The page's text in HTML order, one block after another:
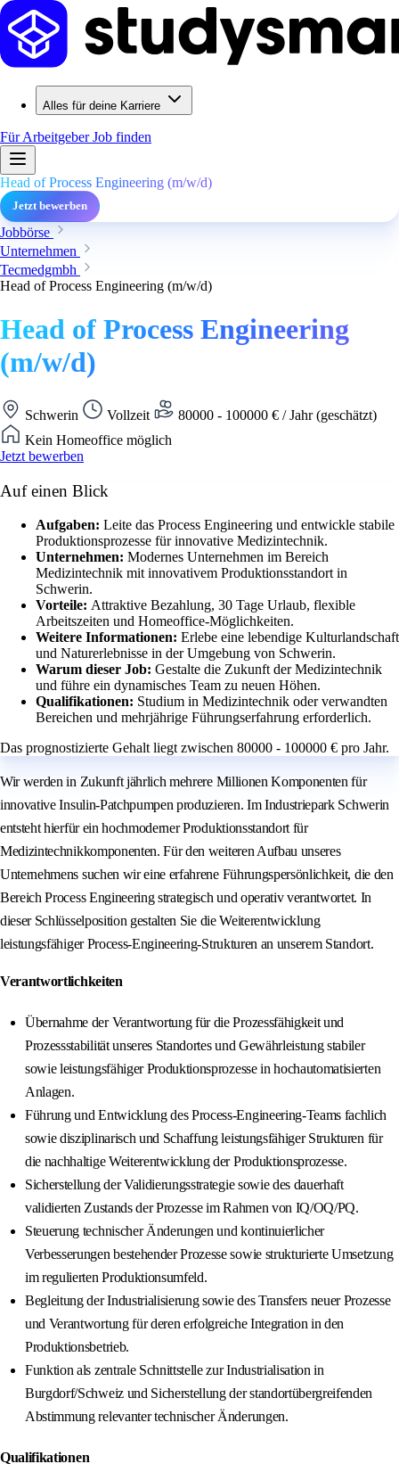
Alles für deine Karriere
Für ArbeitgeberJob finden
Head of Process Engineering (m/w/d)
Jetzt bewerben
Jobbörse
Unternehmen
Tecmedgmbh
Head of Process Engineering (m/w/d)
Head of Process Engineering
(m/w/d)
Schwerin Vollzeit
80000 - 100000 € / Jahr (geschätzt)
Kein Homeoffice möglich
Jetzt bewerben
Auf einen Blick
Aufgaben: Leite das Process Engineering und entwickle stabile
Produktionsprozesse für innovative Medizintechnik.
Unternehmen: Modernes Unternehmen im Bereich
Medizintechnik mit innovativem Produktionsstandort in
Schwerin.
Vorteile: Attraktive Bezahlung, 30 Tage Urlaub, flexible
Arbeitszeiten und Homeoffice-Möglichkeiten.
Weitere Informationen: Erlebe eine lebendige Kulturlandschaft
und Naturerlebnisse in der Umgebung von Schwerin.
Warum dieser Job: Gestalte die Zukunft der Medizintechnik
und führe ein dynamisches Team zu neuen Höhen.
Qualifikationen: Studium in Medizintechnik oder verwandten
Bereichen und mehrjährige Führungserfahrung erforderlich.
Das prognostizierte Gehalt liegt zwischen 80000 - 100000 € pro Jahr.
Wir werden in Zukunft jährlich mehrere Millionen Komponenten für
innovative Insulin-Patchpumpen produzieren. Im Industriepark Schwerin
entsteht hierfür ein hochmoderner Produktionsstandort für
Medizintechnikkomponenten. Für den weiteren Aufbau unseres
Unternehmens suchen wir eine erfahrene Führungspersönlichkeit, die den
Bereich Process Engineering strategisch und operativ verantwortet. In
dieser Schlüsselposition gestalten Sie die Weiterentwicklung
leistungsfähiger Process‑Engineering‑Strukturen an unserem Standort.
Verantwortlichkeiten
Übernahme der Verantwortung für die Prozessfähigkeit und
Prozessstabilität unseres Standortes und Gewährleistung stabiler
sowie leistungsfähiger Produktionsprozesse in hochautomatisierten
Anlagen.
Führung und Entwicklung des Process‑Engineering‑Teams fachlich
sowie disziplinarisch und Schaffung leistungsfähiger Strukturen für
die nachhaltige Weiterentwicklung der Produktionsprozesse.
Sicherstellung der Validierungsstrategie sowie des dauerhaft
validierten Zustands der Prozesse im Rahmen von IQ/OQ/PQ.
Steuerung technischer Änderungen und kontinuierlicher
Verbesserungen bestehender Prozesse sowie strukturierte Umsetzung
im regulierten Produktionsumfeld.
Begleitung der Industrialisierung sowie des Transfers neuer Prozesse
und Verantwortung für deren erfolgreiche Integration in den
Produktionsbetrieb.
Funktion als zentrale Schnittstelle zur Industrialisation in
Burgdorf/Schweiz und Sicherstellung der standortübergreifenden
Abstimmung relevanter technischer Änderungen.
Qualifikationen